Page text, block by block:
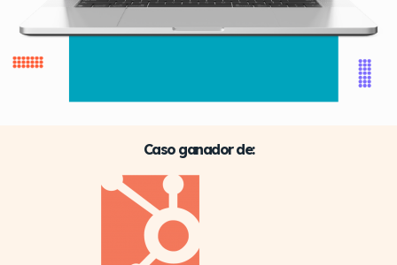
Caso ganador de: